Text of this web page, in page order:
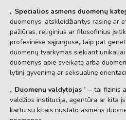
„ Specialios asmens duomenų
duomenys, atskleidžiantys rasinę ar
pažiūras, religinius ar filosofinius
profesinėse sąjungose, taip pat
duomenų tvarkymas siekiant
duomenys apie sveikatą arba
lytinį gyvenimą ar seksualinę
„ Duomenų valdytojas “ – tai fizinis
valdžios institucija, agentūra ar kita
kartu su kitais nustato asmens